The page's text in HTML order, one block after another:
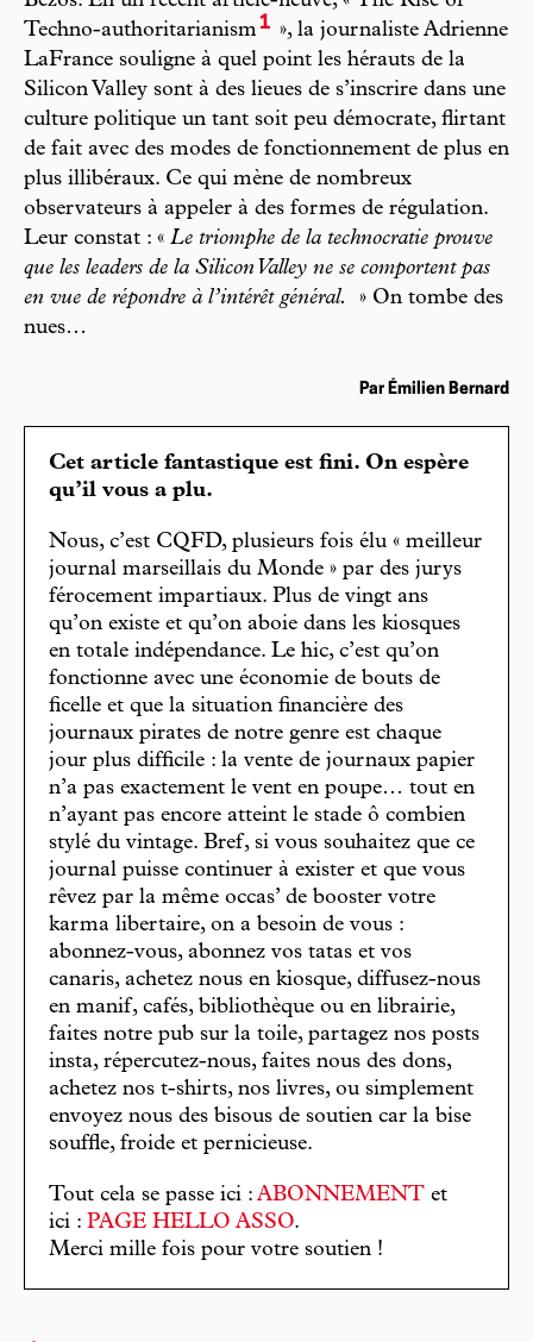
Techno-authoritarianism1 », la journaliste Adrienne
LaFrance souligne à quel point les hérauts de la
Silicon Valley sont à des lieues de s’inscrire dans une
culture politique un tant soit peu démocrate, flirtant
de fait avec des modes de fonctionnement de plus en
plus illibéraux. Ce qui mène de nombreux
observateurs à appeler à des formes de régulation.
Leur constat : « Le triomphe de la technocratie prouve
que les leaders de la Silicon Valley ne se comportent pas
en vue de répondre à l’intérêt général.
» On tombe des
nues…
Par Émilien Bernard
Cet article fantastique est fini. On espère
qu’il vous a plu.
Nous, c’est CQFD, plusieurs fois élu « meilleur
journal marseillais du Monde » par des jurys
férocement impartiaux. Plus de vingt ans
qu’on existe et qu’on aboie dans les kiosques
en totale indépendance. Le hic, c’est qu’on
fonctionne avec une économie de bouts de
ficelle et que la situation financière des
journaux pirates de notre genre est chaque
jour plus difficile : la vente de journaux papier
n’a pas exactement le vent en poupe… tout en
n’ayant pas encore atteint le stade ô combien
stylé du vintage. Bref, si vous souhaitez que ce
journal puisse continuer à exister et que vous
rêvez par la même occas’ de booster votre
karma libertaire, on a besoin de vous :
abonnez-vous, abonnez vos tatas et vos
canaris, achetez nous en kiosque, diffusez-nous
en manif, cafés, bibliothèque ou en librairie,
faites notre pub sur la toile, partagez nos posts
insta, répercutez-nous, faites nous des dons,
achetez nos t-shirts, nos livres, ou simplement
envoyez nous des bisous de soutien car la bise
souffle, froide et pernicieuse.
Tout cela se passe ici : ABONNEMENT et
ici : PAGE HELLO ASSO.
Merci mille fois pour votre soutien !